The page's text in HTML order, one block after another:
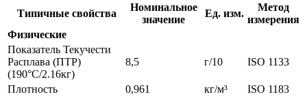
Типичные свойства
Номинальное
значение
Ед. изм.
Метод
измерения
Физические
Показатель Текучести
Расплава (ПТР)
(190°C/2.16кг)
8,5 г/10 ISO 1133
Плотность 0,961 кг/м³
ISO 1183